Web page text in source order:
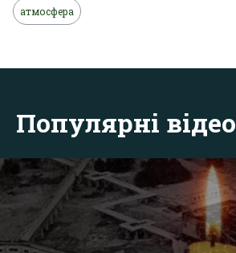
атмосфера
Популярні відео